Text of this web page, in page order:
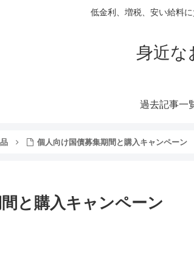
低金利、増税、安い給料
身近な
過去記事一
個人向け国債募集期間と購入キャンペーン
と購入キャンペーン